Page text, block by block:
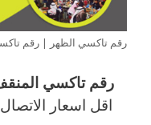
رقم تاكسي الظهر | رقم
رقم تاكسي
اقل اسعار الاتصال